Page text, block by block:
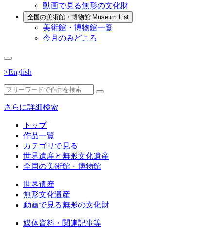
動画で見る無形の文化財
全国の美術館・博物館 Museum List
美術館・博物館一覧
今月のみどころ
>English
さらに詳細検索
トップ
作品一覧
カテゴリで見る
世界遺産と無形文化遺産
全国の美術館・博物館
世界遺産
無形文化遺産
動画で見る無形の文化財
媒体資料・関連記事等